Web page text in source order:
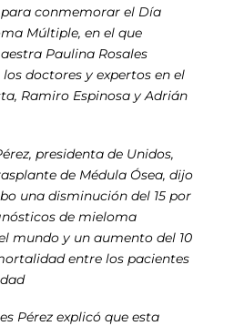
conmemorar el Día
Múltiple, en el que
Paulina Rosales
doctores y expertos en el
Ramiro Espinosa y Adrián
presidenta de Unidos,
de Médula Ósea, dijo
una disminución del 15 por
de mieloma
mundo y un aumento del 10
entre los pacientes
Pérez explicó que esta